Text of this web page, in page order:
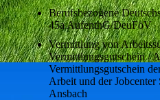
Berufsbezogene
45a AufenthG/DeuFöV
Vermittlung von
Vermittlungsgutschein /
Vermittlungsgutschein
Arbeit und der
Ansbach